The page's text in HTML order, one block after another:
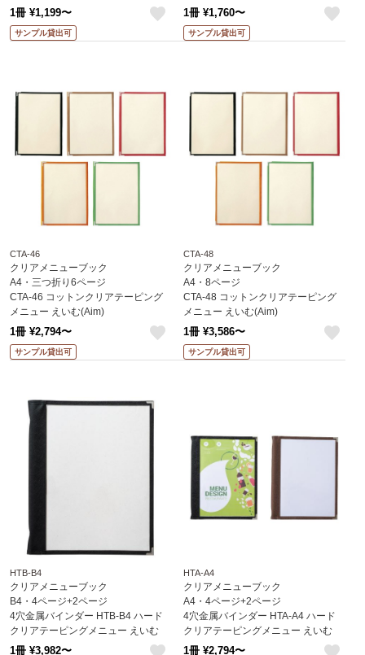
1冊 ¥1,199〜
サンプル貸出可
1冊 ¥1,760〜
サンプル貸出可
CTA-46
クリアメニューブック
A4・三つ折り6ページ
CTA-46 コットンクリアテーピング
メニュー えいむ(Aim)
1冊 ¥2,794〜
サンプル貸出可
CTA-48
クリアメニューブック
A4・8ページ
CTA-48 コットンクリアテーピング
メニュー えいむ(Aim)
1冊 ¥3,586〜
サンプル貸出可
HTB-B4
クリアメニューブック
B4・4ページ+2ページ
4穴金属バインダー HTB-B4 ハード
クリアテーピングメニュー えいむ
(Aim)
1冊 ¥3,982〜
HTA-A4
クリアメニューブック
A4・4ページ+2ページ
4穴金属バインダー HTA-A4 ハード
クリアテーピングメニュー えいむ
(Aim)
1冊 ¥2,794〜